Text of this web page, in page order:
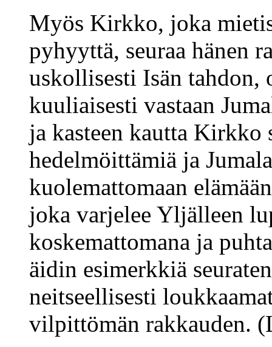
Myös Kirkko, joka
pyhyyttä, seuraa hänen
uskollisesti Isän
kuuliaisesti vastaan
ja kasteen kautta Kirkko
hedelmöittämiä ja
kuolemattomaan
joka varjelee Yljälleen
koskemattomana ja
äidin esimerkkiä
neitseellisesti
vilpittömän rakkauden.